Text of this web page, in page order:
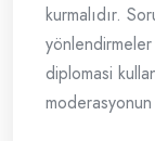
kurmalıdır.
diplomasi
moderasyonun